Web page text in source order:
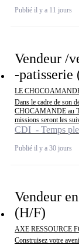
Publié il y a 11 jours
Vendeur /
-patisserie
LE
Dans le cadre de son
CHOCAMANDE au
missions seront les
CDI - Temps
Publié il y a 30 jours
Vendeur
(H/F)
AXE RESSOURCE
Construisez votre